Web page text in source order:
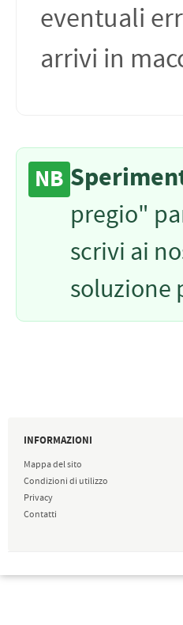
eventuali
arrivi in
NB
pregio"
scrivi ai
soluzione
INFORMAZIONI
Mappa del sito
Condizioni di utilizzo
Privacy
Contatti